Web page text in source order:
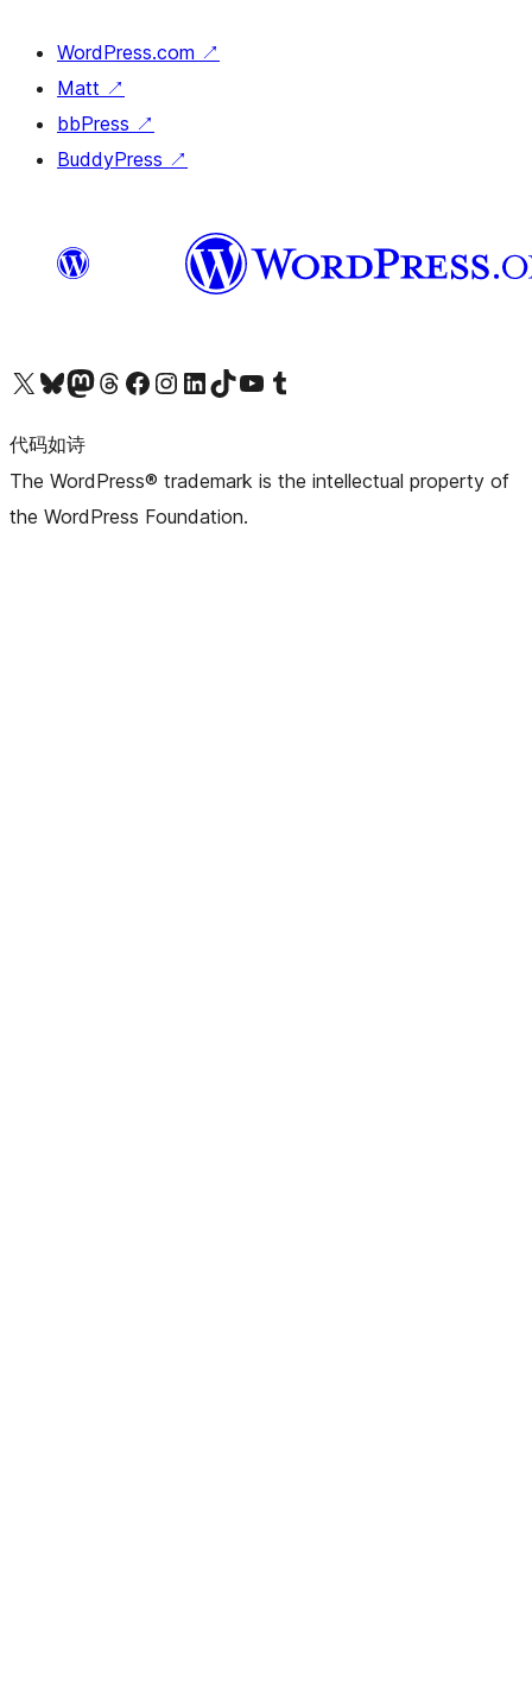
WordPress.com ↗
Matt ↗
bbPress ↗
BuddyPress ↗
关注我们的 X（原 Twitter）账号访问我们的 Bluesky 账号关注我们的 Mastodon 账号访问我们的 Threads 账号 访问我们的 Facebook 公共主页关注我们的 Instagram 账号 关注我们的 LinkedIn 主页访问我们的 TikTok 账号访问我们的 YouTube 频道 访问我们的 Tumblr 账号
代码如诗
The WordPress® trademark is the intellectual property of
the WordPress Foundation.